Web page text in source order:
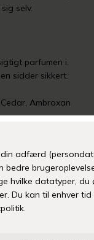
selv.
parfumen i.
sidder sikkert.
Ambroxan